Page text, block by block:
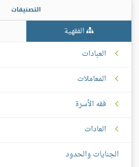
التصنيفات
الفقهية
العبادات
المعاملات
فقه الأسرة
العادات
الجنايات والحدود